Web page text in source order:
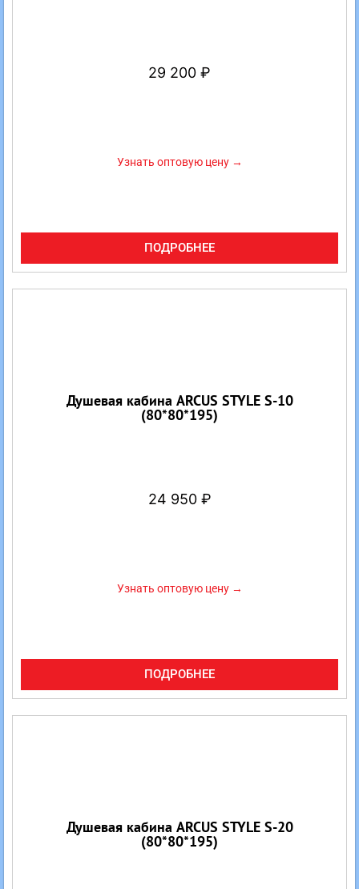
29 200 ₽
Узнать оптовую цену →
ПОДРОБНЕЕ
Душевая кабина ARCUS STYLE S-10
(80*80*195)
24 950 ₽
Узнать оптовую цену →
ПОДРОБНЕЕ
Душевая кабина ARCUS STYLE S-20
(80*80*195)